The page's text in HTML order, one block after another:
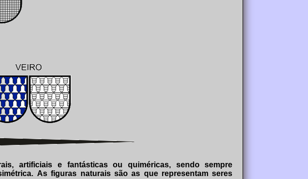
artificiais e fantásticas ou quiméricas, sendo sempre
As figuras naturais são as que representam seres